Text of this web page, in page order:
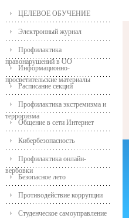
ЦЕЛЕВОЕ ОБУЧЕНИЕ
Электронный журнал
Профилактика
правонарушений в ОО
Информационно-
просветительские материалы
Расписание секций
Профилактика экстремизма и
терроризма
Общение в сети Интернет
Кибербезопасность
Профилактика онлайн-
вербовки
Безопасное лето
Противодействие коррупции
Студенческое самоуправление